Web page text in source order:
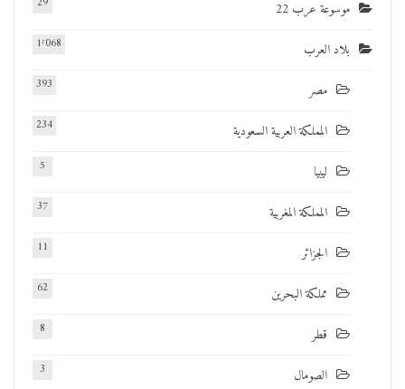
موسوعة عرب 22
بلاد العرب 1٬068
مصر 393
المملكة العربية السعودية 234
ليبيا 5
المملكة المغربية 37
الجزائر 11
مملكة البحرين 62
قطر 8
الصومال 3